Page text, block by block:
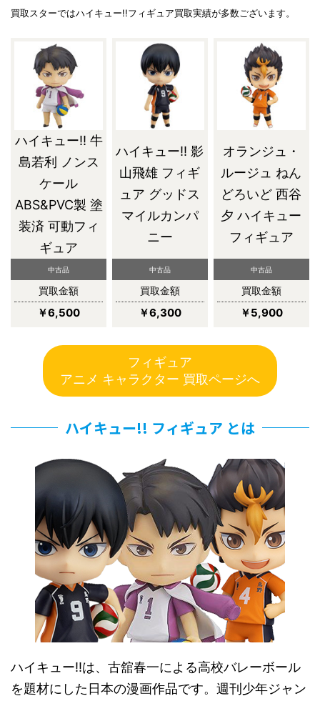
買取スターではハイキュー!!フィギュア買取実績が多数ございます。
ハイキュー!! 牛
島若利 ノンス
ケール
ABS&PVC製 塗
装済 可動フィ
ギュア
中古品
買取金額
￥6,500
ハイキュー!! 影
山飛雄 フィギ
ュア グッドス
マイルカンパ
ニー
中古品
買取金額
￥6,300
オランジュ・
ルージュ ねん
どろいど 西谷
夕 ハイキュー
フィギュア
中古品
買取金額
￥5,900
フィギュア
アニメ キャラクター 買取ページへ
ハイキュー!! フィギュア とは
ハイキュー!!は、古舘春一による高校バレーボール
を題材にした日本の漫画作品です。週刊少年ジャン